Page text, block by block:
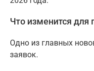
Что изменится для
Одно из главных
заявок.